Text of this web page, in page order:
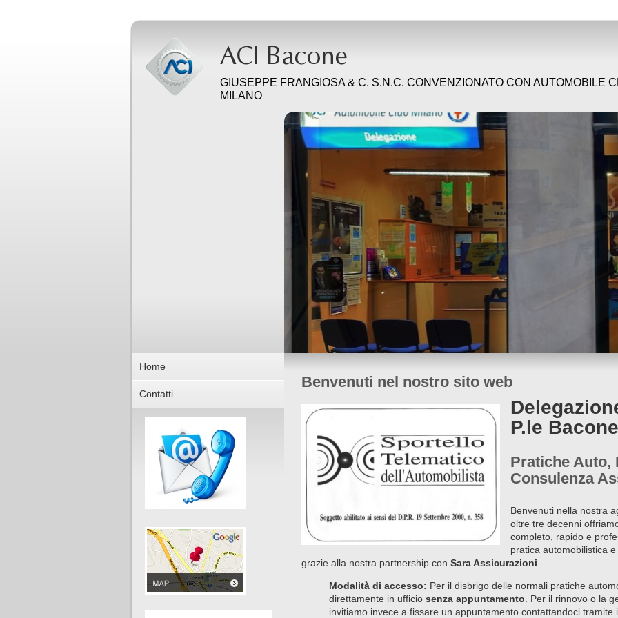
GIUSEPPE FRANGIOSA & C. S.N.C. CONVENZIONATO CON AUTOMOBILE
MILANO
Benvenuti nel nostro sito web
P.le
Pratiche Auto,
Consulenza
Benvenuti nella nostra
oltre tre decenni
completo, rapido e
pratica automobilistica
grazie alla nostra partnership con Sara Assicurazioni
Modalità di accesso: Per il disbrigo delle normali pratiche
direttamente in ufficio senza appuntamento . Per il rinnovo o la
invitiamo invece a fissare un appuntamento contattandoci tramite
Home
Contatti